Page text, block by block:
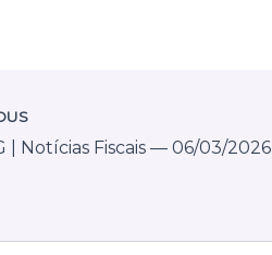
| Notícias Fiscais — 06/03/2026